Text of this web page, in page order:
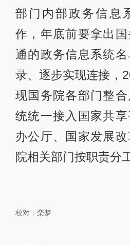
部门内部政务信息
作，年底前要拿出
通的政务信息系统
录、逐步实现连接，
现国务院各部门整
统统一接入国家共
办公厅、国家发展
院相关部门按职责分
校对： 栾梦